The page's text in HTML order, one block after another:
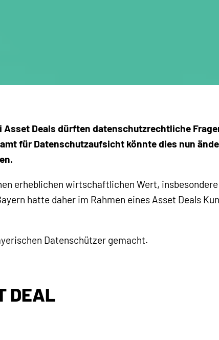
Deals dürften datenschutzrechtliche
für Datenschutzaufsicht könnte dies nun
erheblichen wirtschaftlichen Wert,
hatte daher im Rahmen eines Asset Deals
Datenschützer gemacht.
DEAL